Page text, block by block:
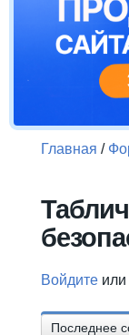
Главная /
Войдите или
Последнее